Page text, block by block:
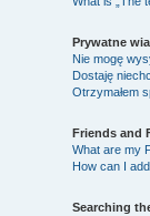
Prywatne
Nie mogę
Dostaję
Otrzymałem
Friends and
What are my
How can I
Searching